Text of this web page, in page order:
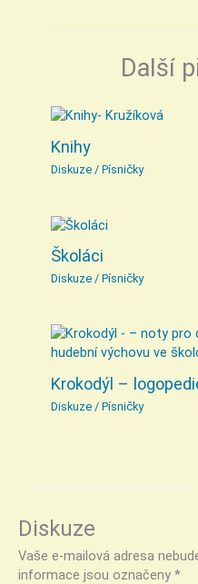
Další
Knihy
Diskuze /Písničky
Školáci
Diskuze /Písničky
Krokodýl –
Diskuze /Písničky
Diskuze
Vaše e-mailová adresa
informace jsou označeny *